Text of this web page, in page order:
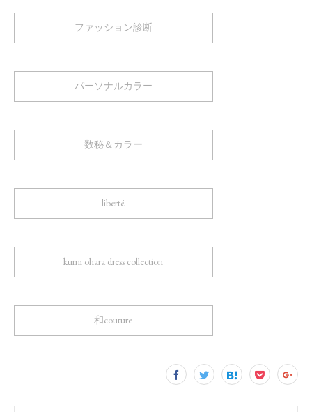
ファッション診断
パーソナルカラー
数秘＆カラー
liberté
kumi ohara dress collection
和couture